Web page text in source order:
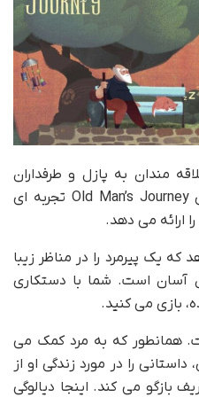
مندان به پازل و طرفداران
روایت های دل انگیز است.بازی Old Man’s Journey تجربه ای
ارائه می دهد.
یک پیرمرد را در مناظر زیبا
آسان است. شما با دستکاری
بازی می کنید.
همانطور که به مرد کمک می
را در مورد زندگی او از
بازگو می کند. اینجا دیالوگی